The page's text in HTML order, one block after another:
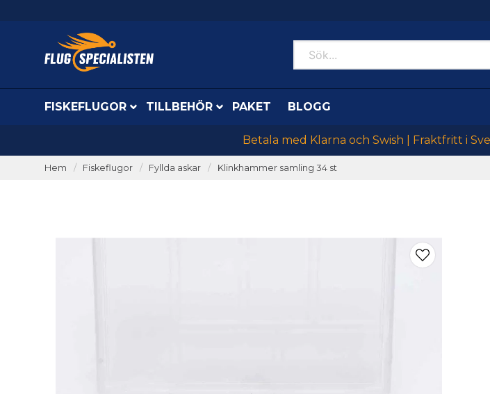
FISKEFLUGOR TILLBEHÖR PAKET BLOGG
Betala med Klarna och Swish | Fraktfritt i
Hem Fiskeflugor Fyllda askar Klinkhammer samling 34 st